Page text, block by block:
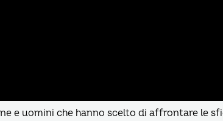
e uomini che hanno scelto di affrontare le